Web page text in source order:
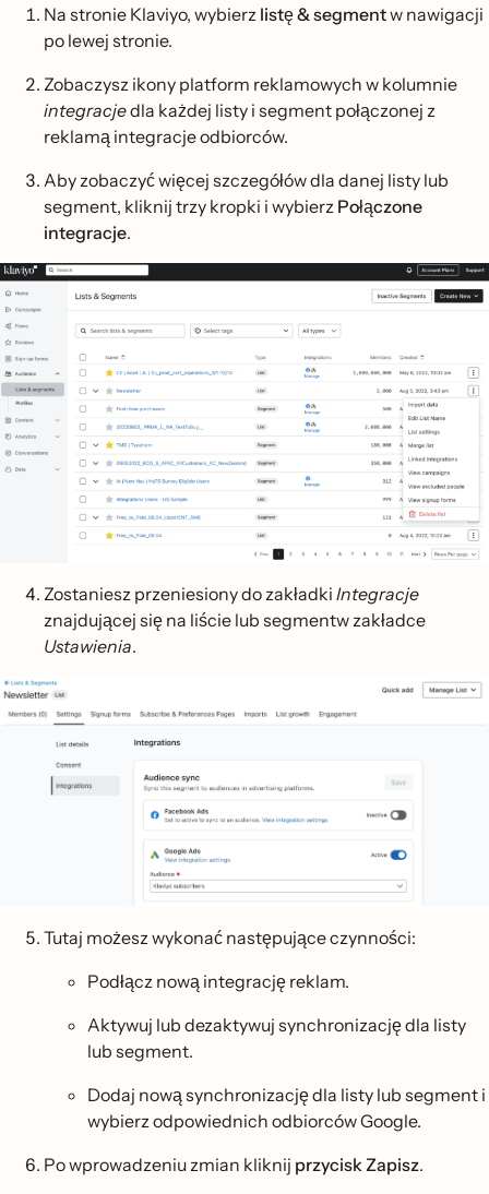
Na stronie Klaviyo, wybierz listę & segmentw nawigacji
po lewej stronie.
Zobaczysz ikony platform reklamowych w kolumnie
integracjedla każdej listy i segment połączonej z
reklamą integracje odbiorców.
Aby zobaczyć więcej szczegółów dla danej listy lub
segment, kliknij trzy kropki i wybierz Połączone
integracje.
Zostaniesz przeniesiony do zakładki Integracje
znajdującej się na liście lub segmentw zakładce
Ustawienia.
Tutaj możesz wykonać następujące czynności:
Podłącz nową integrację reklam.
Aktywuj lub dezaktywuj synchronizację dla listy
lub segment.
Dodaj nową synchronizację dla listy lub segment i
wybierz odpowiednich odbiorców Google.
Po wprowadzeniu zmian kliknij przycisk Zapisz.